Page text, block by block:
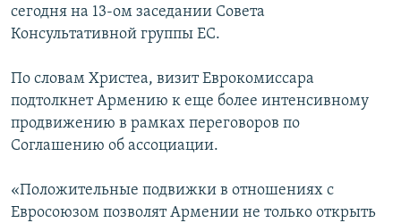
сегодня на 13-ом заседании Совета
Консультативной группы ЕС.
По словам Христеа, визит Еврокомиссара
подтолкнет Армению к еще более интенсивному
продвижению в рамках переговоров по
Соглашению об ассоциации.
«Положительные подвижки в отношениях с
Евросоюзом позволят Армении не только открыть